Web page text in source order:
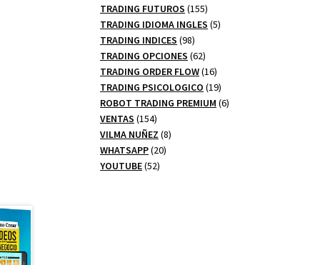
productos
TRADING FUTUROS 155155
productos
TRADING IDIOMA INGLES 55
TRADING INDICES 9898
productos
TRADING OPCIONES 6262
productos
TRADING ORDER FLOW 1616
productos
TRADING PSICOLOGICO 1919
productos
ROBOT TRADING PREMIUM 66
VENTAS 154154
productos
VILMA NUÑEZ 88
WHATSAPP 2020
YOUTUBE 5252